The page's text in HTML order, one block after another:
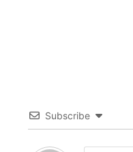
Subscribe